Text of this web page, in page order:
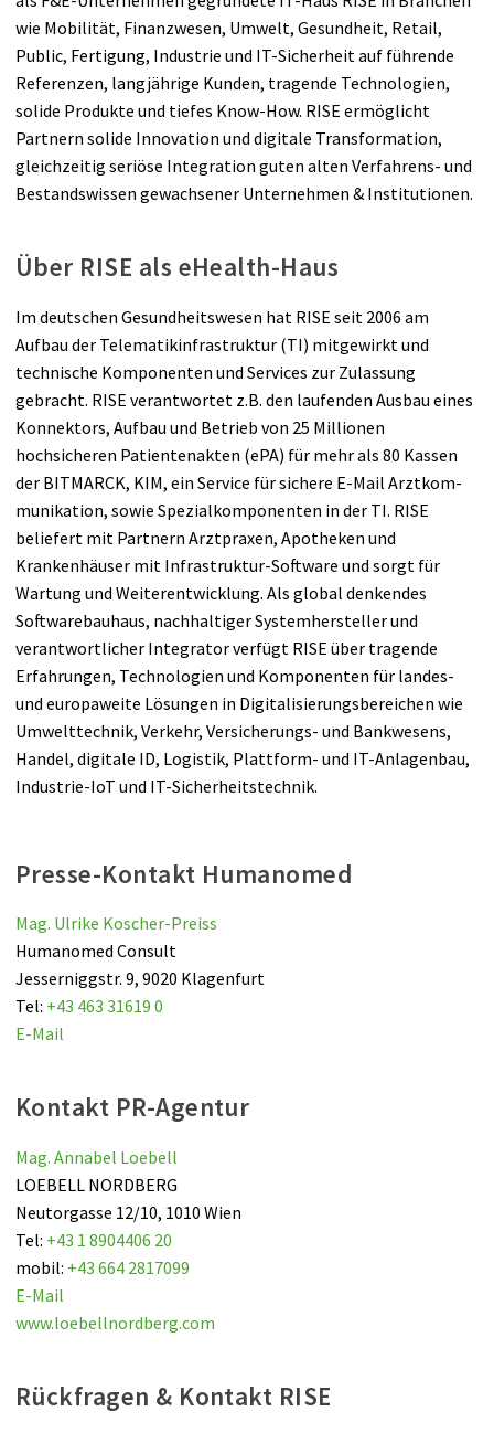
wie Mobilität, Finanz­wesen, Umwelt, Gesundheit, Retail,
Public, Fertigung, Industrie und IT-Sicherheit auf führende
Refe­renzen, langjährige Kunden, tragende Technologien,
solide Produkte und tiefes Know-How. RISE er­mög­licht
Partnern solide Innovation und digitale Transformation,
gleich­zeitig seriöse Inte­gration guten alten Verfahrens- und
Bestandswissen gewachsener Unternehmen & Institutionen.
Über RISE als eHealth-Haus
Im deutschen Gesundheitswesen hat RISE seit 2006 am
Aufbau der Telematikinfrastruktur (TI) mitge­wirkt und
technische Komponenten und Services zur Zulassung
gebracht. RISE verant­wortet z.B. den laufenden Ausbau eines
Konnektors, Aufbau und Betrieb von 25 Millionen
hochsicheren Patienten­akten (ePA) für mehr als 80 Kassen
der BITMARCK, KIM, ein Service für sichere E-Mail Arztkom­
muni­kation, sowie Spezialkomponenten in der TI. RISE
beliefert mit Partnern Arztpraxen, Apotheken und
Krankenhäuser mit Infrastruktur-Soft­ware und sorgt für
Wartung und Weiter­entwicklung. Als global denkendes
Softwarebauhaus, nachhaltiger Systemhersteller und
verantwort­licher Integrator verfügt RISE über tragende
Erfahrungen, Technologien und Komponenten für landes-
und europaweite Lösungen in Digitalisierungsbereichen wie
Umwelttechnik, Verkehr, Versicherungs- und Bankwesens,
Handel, digitale ID, Logistik, Plattform- und IT-Anlagenbau,
Industrie-IoT und IT-Sicherheitstechnik.
Presse-Kontakt Humanomed
Mag. Ulrike Koscher-Preiss
Humanomed Consult
Jesserniggstr. 9, 9020 Klagenfurt
Tel: +43 463 31619 0
E-Mail
Kontakt PR-Agentur
Mag. Annabel Loebell
LOEBELL NORDBERG
Neutorgasse 12/10, 1010 Wien
Tel: +43 1 8904406 20
mobil: +43 664 2817099
E-Mail
www.loebellnordberg.com
Rückfragen & Kontakt RISE